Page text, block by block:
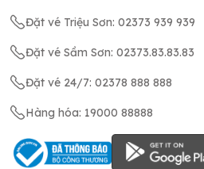
Đặt vé Triệu Sơn: 02373 939 939
Đặt vé Sầm Sơn: 02373.83.83.83
Đặt vé 24/7: 02378 888 888
Hàng hóa: 19000 88888